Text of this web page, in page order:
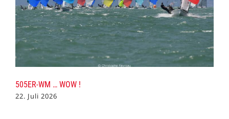
505ER-WM … WOW !
22. Juli 2026